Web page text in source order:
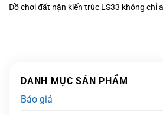
Đồ chơi đất nặn kiến trúc LS33 không chỉ
DANH MỤC SẢN PHẨM
Báo giá